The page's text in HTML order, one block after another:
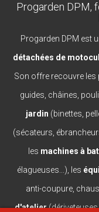
Progarden DPM,
Progarden DPM est
détachées de
Son offre recouvre les
guides, châines,
jardin (binettes,
(sécateurs,
les machines à
élagueuses...), les
anti-coupure,
d'atelier